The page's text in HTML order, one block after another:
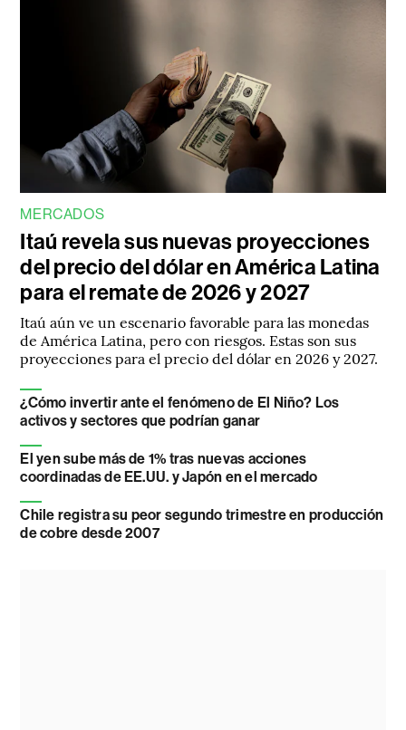
MERCADOS
Itaú revela sus nuevas proyecciones
del precio del dólar en América Latina
para el remate de 2026 y 2027
Itaú aún ve un escenario favorable para las monedas
de América Latina, pero con riesgos. Estas son sus
proyecciones para el precio del dólar en 2026 y 2027.
¿Cómo invertir ante el fenómeno de El Niño? Los
activos y sectores que podrían ganar
El yen sube más de 1% tras nuevas acciones
coordinadas de EE.UU. y Japón en el mercado
Chile registra su peor segundo trimestre en producción
de cobre desde 2007